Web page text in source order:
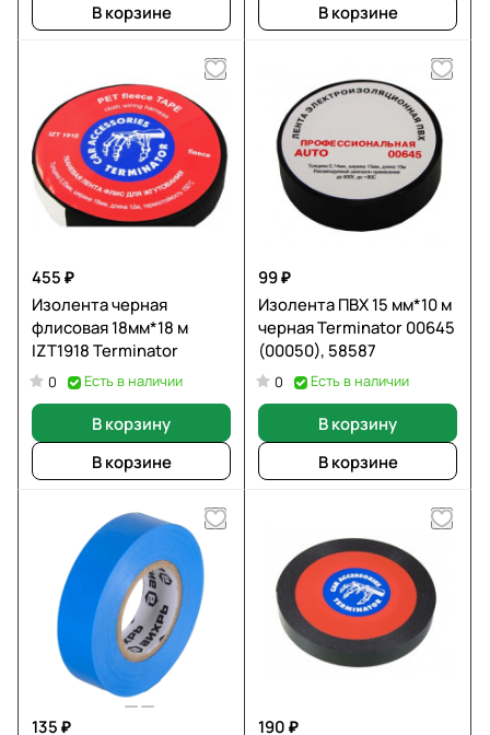
В корзине В корзине
455 ₽
Изолента черная
флисовая 18мм*18 м
IZT1918 Terminator
0 Есть в наличии
В корзину
В корзине
99 ₽
Изолента ПВХ 15 мм*10 м
черная Terminator 00645
(00050), 58587
0 Есть в наличии
В корзину
В корзине
135 ₽
190 ₽